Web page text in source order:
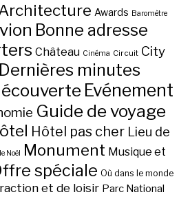
Awards Baromètre
Bonne adresse
Château Cinéma Circuit City
Dernières minutes
Evénement
Guide de voyage
Hôtel pas cher Lieu de
Noël Monument Musique et
spéciale Où dans le monde
et de loisir Parc National